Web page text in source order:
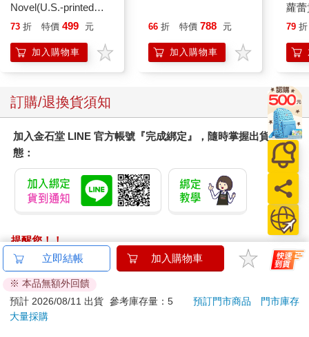
Novel(U.S.-printed
edition)
73 折 特價 499 元
加入購物車
66 折 特價 788 元
加入購物車
蘿
79 折
訂購/退換貨須知
加入金石堂 LINE 官方帳號『完成綁定』，隨時掌握出貨動
態：
提醒您！！
金石堂及銀行均不會請您操作ATM! 如接獲電話要求您前往
ATM提款機，請不要聽從指示，以免受騙上當！
退換貨須知：
**提醒您，鑑賞期不等於試用期，退回商品須為全新狀態**
立即結帳 加入購物車
※ 本品無額外回饋
預計 2026/08/11 出貨 參考庫存量：5 預訂門市商品
門市庫存
大量採購